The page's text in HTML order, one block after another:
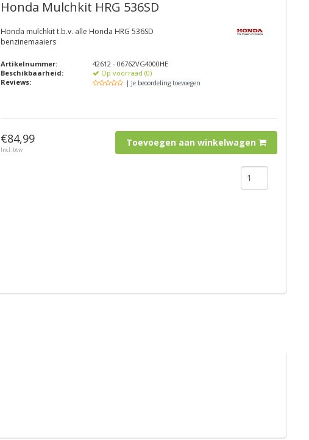
Honda Mulchkit HRG 536SD
Honda mulchkit t.b.v. alle Honda HRG 536SD
benzinemaaiers
Artikelnummer:
42612 - 06762VG4000HE
Beschikbaarheid:
Op voorraad (0)
Reviews:
| Je beoordeling toevoegen
€84,99
Incl. btw
Toevoegen aan winkelwagen